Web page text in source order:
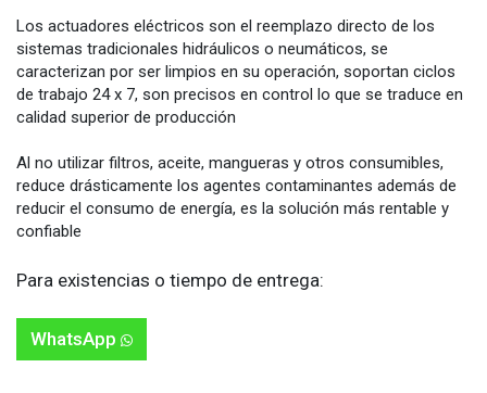
Los actuadores eléctricos son el reemplazo directo de los
sistemas tradicionales hidráulicos o neumáticos, se
caracterizan por ser limpios en su operación, soportan ciclos
de trabajo 24 x 7, son precisos en control lo que se traduce en
calidad superior de producción
Al no utilizar filtros, aceite, mangueras y otros consumibles,
reduce drásticamente los agentes contaminantes además de
reducir el consumo de energía, es la solución más rentable y
confiable
Para existencias o tiempo de entrega:
Whats​​​​App​​